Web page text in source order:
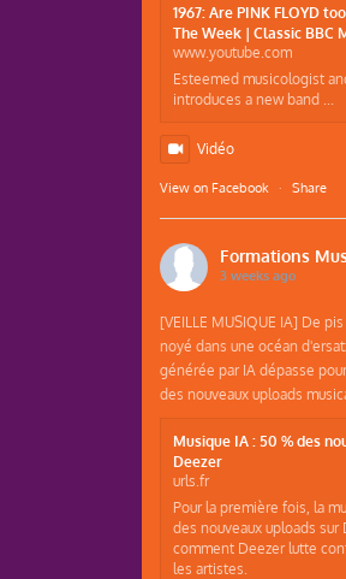
1967: Are PINK FLOYD
The Week | Classic BBC
www.youtube.com
Esteemed musicologist
introduces a new band ...
Vidéo
View on Facebook · Share
Formations
3 weeks ago
[VEILLE MUSIQUE IA] De
noyé dans une océan
générée par IA dépasse
des nouveaux uploads
Musique IA : 50 % des
Deezer
urls.fr
Pour la première fois, la
des nouveaux uploads sur
comment Deezer lutte
les artistes.